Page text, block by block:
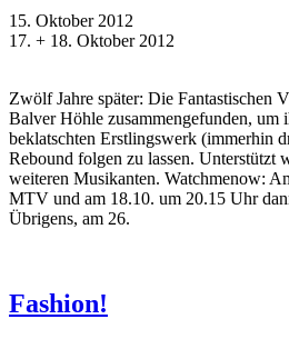
15. Oktober 2012
17. + 18. Oktober 2012
Zwölf Jahre später: Die Fantastischen
Balver Höhle zusammengefunden, um
beklatschten Erstlingswerk (immerhin
Rebound folgen zu lassen. Unterstützt
weiteren Musikanten. Watchmenow:
MTV und am 18.10. um 20.15 Uhr
Übrigens, am 26.
Fashion!